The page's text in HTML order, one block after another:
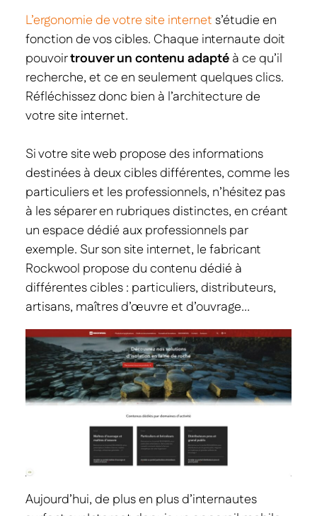
L’ergonomie de votre site internets’étudie en
fonction de vos cibles. Chaque internaute doit
pouvoirtrouver un contenu adaptéà ce qu’il
recherche, et ce en seulement quelques clics.
Réfléchissez donc bien à l’architecture de
votre site internet.
Si votre site web propose des informations
destinées à deux cibles différentes, comme les
particuliers et les professionnels, n’hésitez pas
à les séparer en rubriques distinctes, en créant
un espace dédié aux professionnels par
exemple. Sur son site internet, le fabricant
Rockwool propose du contenu dédié à
différentes cibles : particuliers, distributeurs,
artisans, maîtres d’œuvre et d’ouvrage…
Aujourd’hui, de plus en plus d’internautes